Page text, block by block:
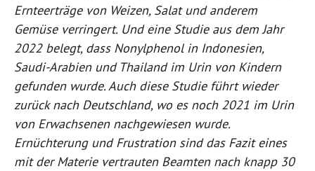
Ernteerträge von Weizen, Salat und anderem
Gemüse verringert. Und eine Studie aus dem Jahr
2022 belegt, dass Nonylphenol in Indonesien,
Saudi-Arabien und Thailand im Urin von Kindern
gefunden wurde. Auch diese Studie führt wieder
zurück nach Deutschland, wo es noch 2021 im Urin
von Erwachsenen nachgewiesen wurde.
Ernüchterung und Frustration sind das Fazit eines
mit der Materie vertrauten Beamten nach knapp 30